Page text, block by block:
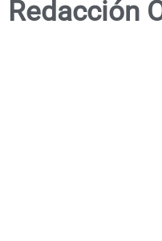
Redacción